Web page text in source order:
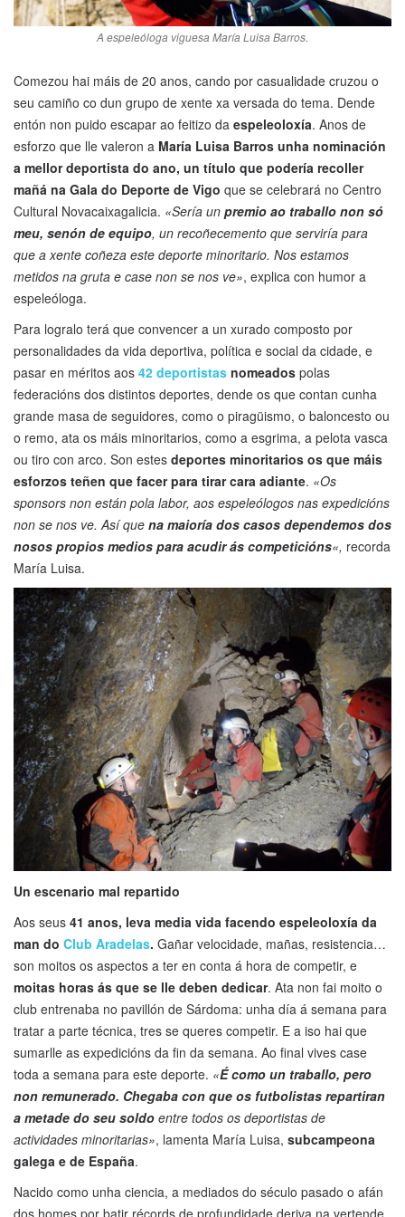
A espeleóloga viguesa María Luisa Barros.
Comezou hai máis de 20 anos, cando por casualidade cruzou o
seu camiño co dun grupo de xente xa versada do tema. Dende
entón non puido escapar ao feitizo da espeleoloxía. Anos de
esforzo que lle valeron a María Luisa Barros unha nominación
a mellor deportista do ano, un título que podería recoller
mañá na Gala do Deporte de Vigo que se celebrará no Centro
Cultural Novacaixagalicia. «Sería un premio ao traballo non só
meu, senón de equipo, un recoñecemento que serviría para
que a xente coñeza este deporte minoritario. Nos estamos
metidos na gruta e case non se nos ve», explica con humor a
espeleóloga.
Para logralo terá que convencer a un xurado composto por
personalidades da vida deportiva, política e social da cidade, e
pasar en méritos aos 42 deportistas nomeados polas
federacións dos distintos deportes, dende os que contan cunha
grande masa de seguidores, como o piragüismo, o baloncesto ou
o remo, ata os máis minoritarios, como a esgrima, a pelota vasca
ou tiro con arco. Son estes deportes minoritarios os que máis
esforzos teñen que facer para tirar cara adiante. «Os
sponsors non están pola labor, aos espeleólogos nas expedicións
non se nos ve. Así que na maioría dos casos dependemos dos
nosos propios medios para acudir ás competicións«, recorda
María Luisa.
Un escenario mal repartido
Aos seus 41 anos, leva media vida facendo espeleoloxía da
man do Club Aradelas. Gañar velocidade, mañas, resistencia…
son moitos os aspectos a ter en conta á hora de competir, e
moitas horas ás que se lle deben dedicar. Ata non fai moito o
club entrenaba no pavillón de Sárdoma: unha día á semana para
tratar a parte técnica, tres se queres competir. E a iso hai que
sumarlle as expedicións da fin da semana. Ao final vives case
toda a semana para este deporte. «É como un traballo, pero
non remunerado. Chegaba con que os futbolistas repartiran
a metade do seu soldo entre todos os deportistas de
actividades minoritarias», lamenta María Luisa, subcampeona
galega e de España.
Nacido como unha ciencia, a mediados do século pasado o afán